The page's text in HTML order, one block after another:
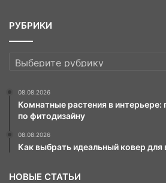
РУБРИКИ
РУБРИКИ
08.08.2026
Комнатные растения в интерьере:
по фитодизайну
08.08.2026
Как выбрать идеальный ковер
НОВЫЕ СТАТЬИ